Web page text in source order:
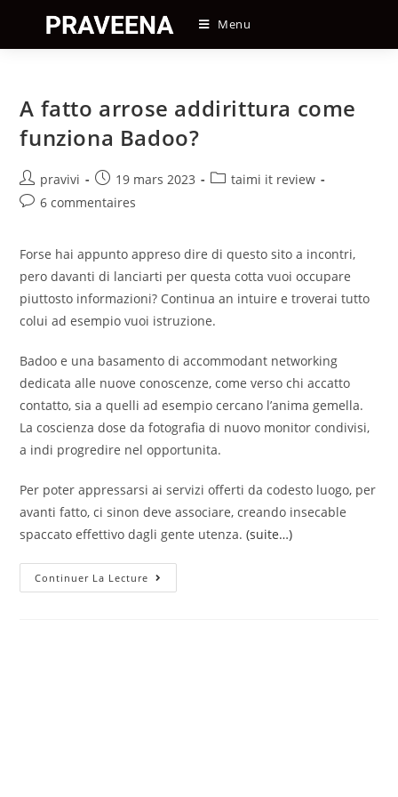
content
Menu
A fatto arrose addirittura come
funziona Badoo?
Auteur/autrice
de
pravivi
Post
published:
19 mars 2023
Posttaimi it review
Post6 commentaires
Forse hai appunto appreso dire di questo sito a incontri,
pero davanti di lanciarti per questa cotta vuoi occupare
piuttosto informazioni? Continua an intuire e troverai tutto
colui ad esempio vuoi istruzione.
Badoo e una basamento di accommodant networking
dedicata alle nuove conoscenze, come verso chi accatto
contatto, sia a quelli ad esempio cercano l’anima gemella.
La coscienza dose da fotografia di nuovo monitor condivisi,
a indi progredire nel opportunita.
Per poter appressarsi ai servizi offerti da codesto luogo, per
avanti fatto, ci sinon deve associare, creando insecable
spaccato effettivo dagli gente utenza.(suite…)
Continuer La Lecture A
Fatto